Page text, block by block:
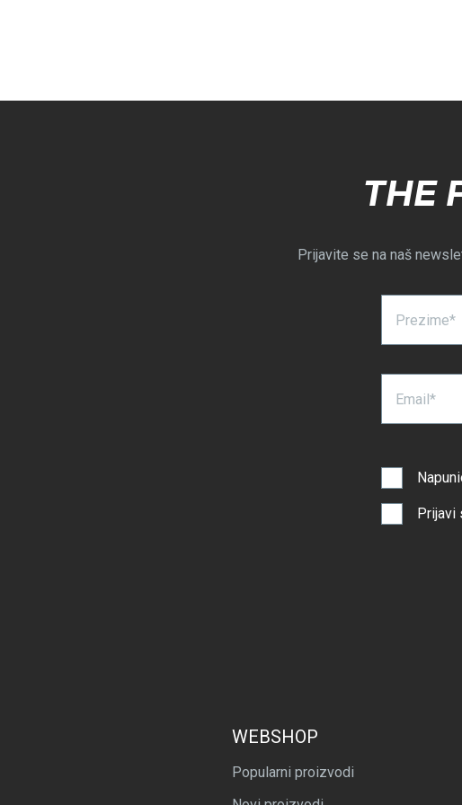
THE
Prijavite se na naš
Prezime*
Email*
Prijavi
WEBSHOP
Popularni proizvodi